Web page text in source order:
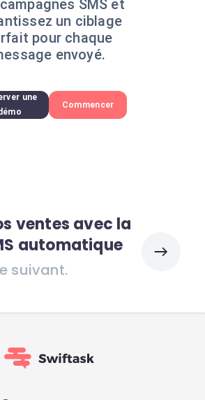
SMS et
un ciblage
pour chaque
envoyé.
une
Commencer
ventes avec la
automatique
suivant.